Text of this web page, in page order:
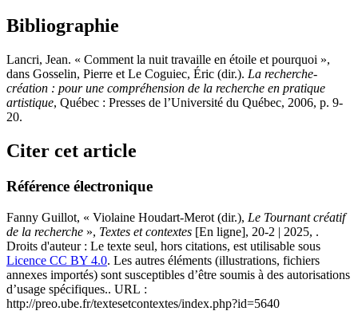
Bibliographie
Lancri, Jean. « Comment la nuit travaille en étoile et pourquoi »,
dans Gosselin, Pierre et Le Coguiec, Éric (dir.). La recherche-
création : pour une compréhension de la recherche en pratique
artistique, Québec : Presses de l’Université du Québec, 2006, p. 9-
20.
Citer cet article
Référence électronique
Fanny Guillot, « Violaine Houdart-Merot (dir.), Le Tournant créatif
de la recherche », Textes et contextes [En ligne], 20-2 | 2025, .
Droits d'auteur : Le texte seul, hors citations, est utilisable sous
Licence CC BY 4.0. Les autres éléments (illustrations, fichiers
annexes importés) sont susceptibles d’être soumis à des autorisations
d’usage spécifiques.. URL :
http://preo.ube.fr/textesetcontextes/index.php?id=5640